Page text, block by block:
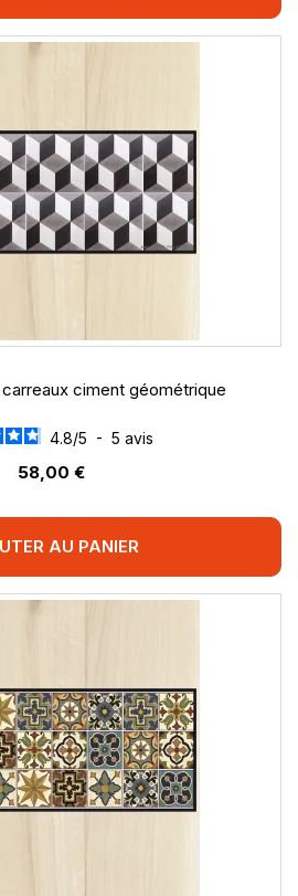
ciment géométrique
4.8/5 - 5 avis
58,00 €
AU PANIER